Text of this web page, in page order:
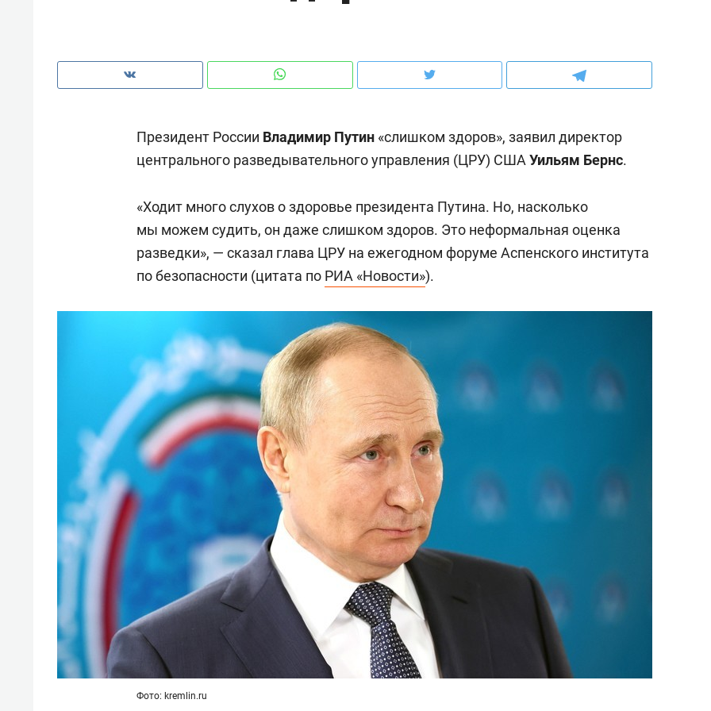
Президент России Владимир Путин «слишком здоров», заявил директор
центрального разведывательного управления (ЦРУ) США Уильям Бернс.
«Ходит много слухов о здоровье президента Путина. Но, насколько
мы можем судить, он даже слишком здоров. Это неформальная оценка
разведки», — сказал глава ЦРУ на ежегодном форуме Аспенского института
по безопасности (цитата по РИА «Новости»).
Фото: kremlin.ru
«В банкротствах сегодня
ищут не активы, а людей,
которые ими управляли. Они
отвечают личным
имуществом!»
Рекомендуем
Опыт выживания в дикой
природе, работа
с ментальным и физическим
состоянием как основа
антихрупких команд
Мексика, рок-концерт